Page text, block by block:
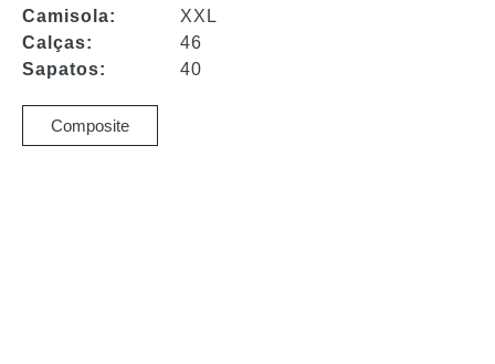
Camisola:
Calças:
Sapatos:
XXL
46
40
Composite